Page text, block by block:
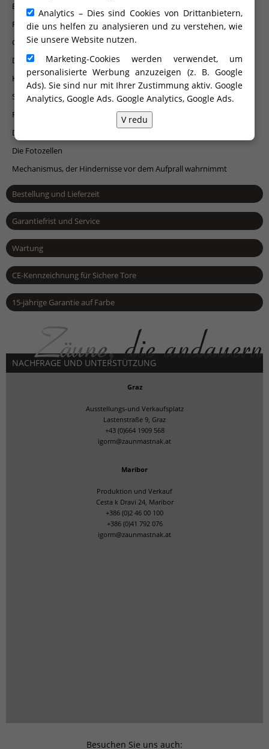
Analytics – Dies sind Cookies von Drittanbietern,
die uns helfen zu analysieren und zu verstehen, wie
Sie unsere Website nutzen.
Marketing-Cookies werden verwendet, um
personalisierte Werbung anzuzeigen (z. B. Google
Ads). Sie sind nur mit Ihrer Zustimmung aktiv. Google
Analytics, Google Ads. Google Analytics, Google Ads.
V redu
Briefkästen
Rücksprechanlagen und Videorücksprechanlagen Urmet
Gegensprechanlagen und Encoder mit GSM-Technologie
Decoder, Kanaltaste, Kanalschlüssel, Radarreceiver ...
Klinken und Griffe
Signalleuchte
Fernbedienungen
Der Fingerabdruckscanner
Die Fotozellen
Mechanismus, der Hindernisse vor dem Aufprall wahrnimmt
Bestellung und Lieferzeit
Garantiefrist und Service
Wartung
CE-Kennzeichnung für Sichere Tore
15-jährige Garantie auf Farbe
NACHFRAGE UND UNTERSTÜTZUNG
Graz
Ausstellungs-und Verkaufsplatz
Lastenstraße 9, Graz
+43 (0)664 1909 568
igorm@zaunmastnak.at
Maribor
Produktion und Verkauf
Cesta k Dravi 24, Maribor
+386 (0)2 46 00 100
+386 (0)41 792 076
igorm@zaunmastnak.at
Besuchen Sie uns auch: